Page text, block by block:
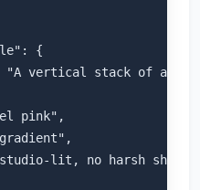
{
vertical stack of
pink",
lit, no harsh